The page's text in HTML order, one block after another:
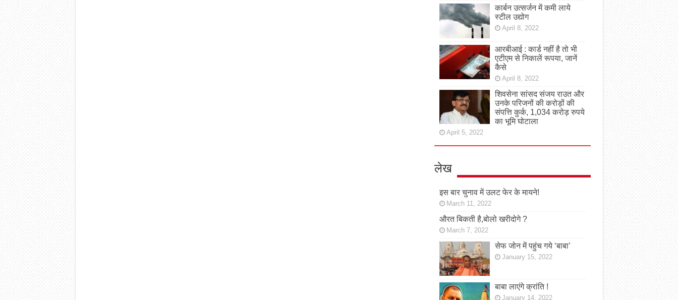
कार्बन उत्सर्जन में कमी लाये
स्टील उद्योग
April 8, 2022
आरबीआई : कार्ड नहीं है तो भी
एटीएम से निकालें रूपया, जानें
कैसे
April 8, 2022
शिवसेना सांसद संजय राउत और
उनके परिजनों की करोड़ों की
संपत्ति कुर्क, 1,034 करोड़ रुपये
का भूमि घोटाला
April 5, 2022
लेख
इस बार चुनाव में उलट फेर के मायने!
March 11, 2022
औरत बिकती है,बोलो खरीदोगे ?
March 7, 2022
सेफ जोन में पहुंच गये ‘बाबा’
January 15, 2022
बाबा लाएंगे क्रांति !
January 14, 2022